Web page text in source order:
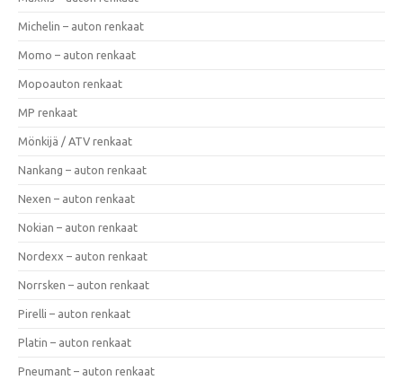
Michelin – auton renkaat
Momo – auton renkaat
Mopoauton renkaat
MP renkaat
Mönkijä / ATV renkaat
Nankang – auton renkaat
Nexen – auton renkaat
Nokian – auton renkaat
Nordexx – auton renkaat
Norrsken – auton renkaat
Pirelli – auton renkaat
Platin – auton renkaat
Pneumant – auton renkaat